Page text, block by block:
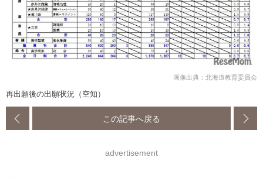
画像出典：北海道教育委員会
再出願後の出願状況（空知）
この記事へ戻る
advertisement